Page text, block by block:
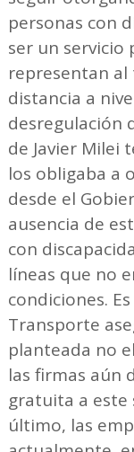
personas con
ser un servicio
representan
distancia a
desregulación
de Javier Milei
los obligaba a
desde el
ausencia de
con
líneas que no
condiciones.
Transporte
planteada no
las firmas aún
gratuita a este
último, las